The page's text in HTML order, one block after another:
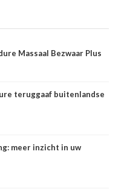
Massaal Bezwaar Plus
teruggaaf buitenlandse
meer inzicht in uw